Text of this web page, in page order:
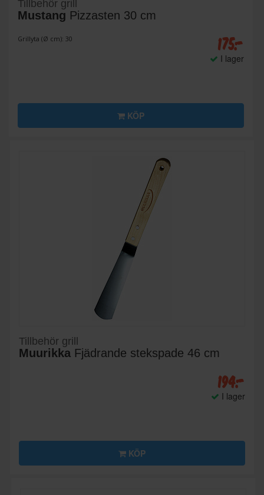
Tillbehör grill
Mustang Pizzasten 30 cm
Grillyta (Ø cm): 30 175:-
I lager
KÖP
Tillbehör grill
Muurikka Fjädrande stekspade 46 cm
194:-
I lager
KÖP